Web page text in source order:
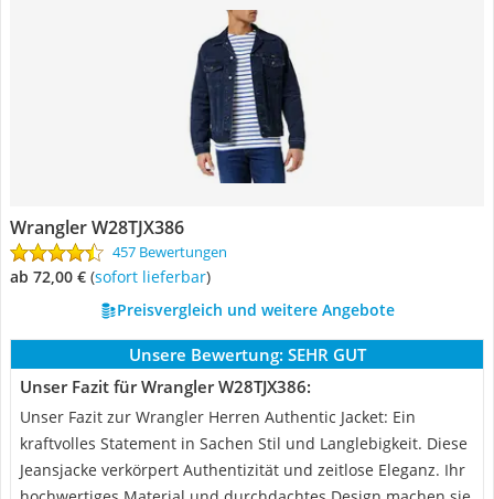
Wrangler W28TJX386
457 Bewertungen
ab 72,00 € ( Sofort lieferbar)
Preisvergleich und weitere Angebote
Unsere Bewertung: SEHR GUT
Unser Fazit für Wrangler W28TJX386:
Unser Fazit zur Wrangler Herren Authentic Jacket: Ein
kraftvolles Statement in Sachen Stil und Langlebigkeit. Diese
Jeansjacke verkörpert Authentizität und zeitlose Eleganz. Ihr